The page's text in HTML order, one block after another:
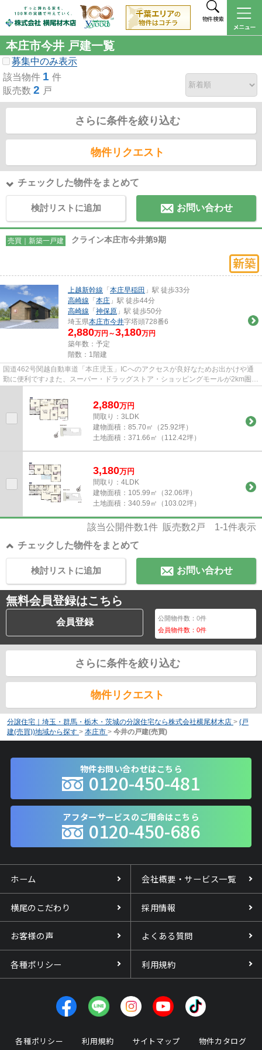
物件検索
本庄市今井 戸建一覧
募集中のみ表示
該当物件 1 件
販売数 2 戸
さらに条件を絞り込む
物件リクエスト
チェックした物件をまとめて
検討リストに追加 お問い合わせ
売買｜新築一戸建 クライン本庄市今井第9期
上越新幹線 「本庄早稲田 」駅 徒歩33分
高崎線 「本庄 」駅 徒歩44分
高崎線 「神保原 」駅 徒歩50分
埼玉県本庄市今井字塔頭728番6
2,880万円～3,180万円
築年数：予定
階数：1階建
国道462号関越自動車道「本庄児玉」ICへのアクセスが良好なためお出かけや通
勤に便利です♪また、スーパー・ドラッグストア・ショッピングモールが2km圏内
に揃っておりお買い物環境も充...
2,880万円
間取り：3LDK
建物面積： 85.70㎡（25.92坪）
土地面積： 371.66㎡（112.42坪）
3,180万円
間取り：4LDK
建物面積： 105.99㎡（32.06坪）
土地面積： 340.59㎡（103.02坪）
該当公開件数1件 販売数2 戸 1-1件表示
チェックした物件をまとめて
お問い合わせ
検討リストに追加
無料会員登録はこちら
会員登録 公開物件数：0件
会員物件数：0件
さらに条件を絞り込む
物件リクエスト
分譲住宅｜埼玉・群馬・栃木・茨城の分譲住宅なら株式会社横尾材木店 > (戸
建(売買))地域から探す > 本庄市 > 今井の戸建(売買)
物件お問い合わせはこちら
0120-450-481
アフターサービスのご用命はこちら
0120-450-686
ホーム 会社概要・サービス一覧
横尾のこだわり 採用情報
お客様の声 よくある質問
各種ポリシー 利用規約
各種ポリシー 利用規約 サイトマップ 物件カタログ